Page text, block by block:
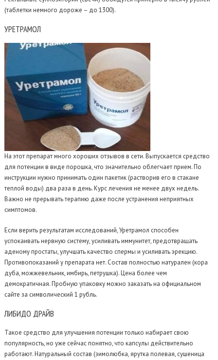
(таблетки немного дороже – до 1300).
УРЕТРАМОЛ
На этот препарат много хороших отзывов в сети. Выпускается средство
для потенции в виде порошка, что значительно облегчает прием. По
инструкции нужно принимать один пакетик (растворив его в стакане
теплой воды) два раза в день. Курс лечения не менее двух недель.
Важно не прерывать терапию даже после устранения неприятных
симптомов.
Если верить результатам исследований, Уретрамол способен
успокаивать нервную систему, усиливать иммунитет, предотвращать
аденому простаты, улучшать качество спермы и усиливать эрекцию.
Противопоказаний у препарата нет. Состав полностью натурален (кора
дуба, можжевельник, имбирь, петрушка). Цена более чем
демократичная. Пробную упаковку можно заказать на официальном
сайте за символический 1 рубль.
ЛИБИДО ДРАЙВ
Такое средство для улучшения потенции только набирает свою
популярность, но уже сейчас понятно, что капсулы действительно
работают. Натуральный состав (зимолюбка, ярутка полевая, сушеница